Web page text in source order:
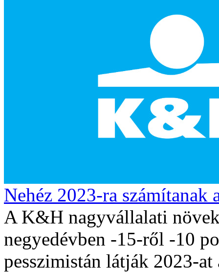
Nehéz 2023-ra számítanak
A K&H nagyvállalati
negyedévben -15-ről -10
pesszimistán látják 2023-